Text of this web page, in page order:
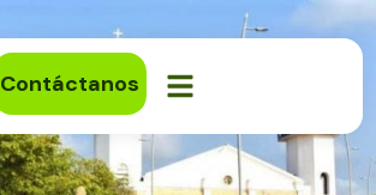
Contáctanos